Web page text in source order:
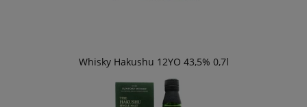
Whisky Hakushu 12YO 43,5% 0,7l